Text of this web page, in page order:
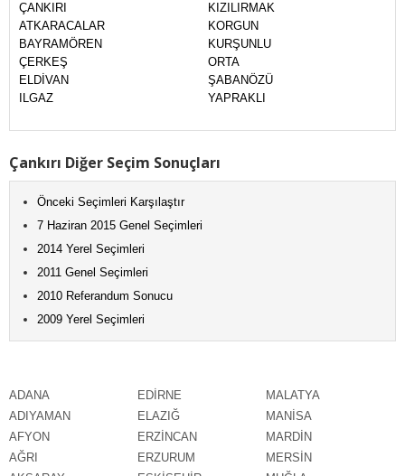
ADANA
ADIYAMAN
AFYON
AĞRI
EDİRNE
ELAZIĞ
ERZİNCAN
ERZURUM
MALATYA
MANİSA
MARDİN
MERSİN
ÇANKIRI
ATKARACALAR
BAYRAMÖREN
ÇERKEŞ
ELDİVAN
ILGAZ
KIZILIRMAK
KORGUN
KURŞUNLU
ORTA
ŞABANÖZÜ
YAPRAKLI
Çankırı Diğer Seçim Sonuçları
Önceki Seçimleri Karşılaştır
7 Haziran 2015 Genel Seçimleri
2014 Yerel Seçimleri
2011 Genel Seçimleri
2010 Referandum Sonucu
2009 Yerel Seçimleri